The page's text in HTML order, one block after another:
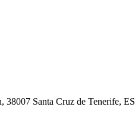
38007 Santa Cruz de Tenerife, ES